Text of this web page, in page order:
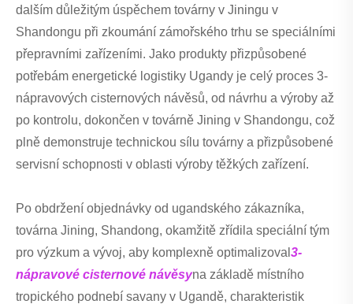
dalším důležitým úspěchem továrny v Jiningu v
Shandongu při zkoumání zámořského trhu se speciálními
přepravními zařízeními. Jako produkty přizpůsobené
potřebám energetické logistiky Ugandy je celý proces 3-
nápravových cisternových návěsů, od návrhu a výroby až
po kontrolu, dokončen v továrně Jining v Shandongu, což
plně demonstruje technickou sílu továrny a přizpůsobené
servisní schopnosti v oblasti výroby těžkých zařízení.
Po obdržení objednávky od ugandského zákazníka,
továrna Jining, Shandong, okamžitě zřídila speciální tým
pro výzkum a vývoj, aby komplexně optimalizoval 3-
nápravové cisternové návěsyna základě místního
tropického podnebí savany v Ugandě, charakteristik